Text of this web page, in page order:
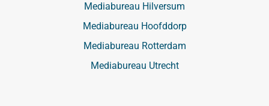
Mediabureau Hilversum
Mediabureau Hoofddorp
Mediabureau Rotterdam
Mediabureau Utrecht